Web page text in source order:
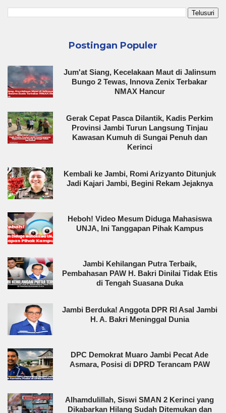
Postingan Populer
Jum'at Siang, Kecelakaan Maut di Jalinsum
Bungo 2 Tewas, Innova Zenix Terbakar
NMAX Hancur
Gerak Cepat Pasca Dilantik, Kadis Perkim
Provinsi Jambi Turun Langsung Tinjau
Kawasan Kumuh di Sungai Penuh dan
Kerinci
Kembali ke Jambi, Romi Arizyanto Ditunjuk
Jadi Kajari Jambi, Begini Rekam Jejaknya
Heboh! Video Mesum Diduga Mahasiswa
UNJA, Ini Tanggapan Pihak Kampus
Jambi Kehilangan Putra Terbaik,
Pembahasan PAW H. Bakri Dinilai Tidak Etis
di Tengah Suasana Duka
Jambi Berduka! Anggota DPR RI Asal Jambi
H. A. Bakri Meninggal Dunia
DPC Demokrat Muaro Jambi Pecat Ade
Asmara, Posisi di DPRD Terancam PAW
Alhamdulillah, Siswi SMAN 2 Kerinci yang
Dikabarkan Hilang Sudah Ditemukan dan